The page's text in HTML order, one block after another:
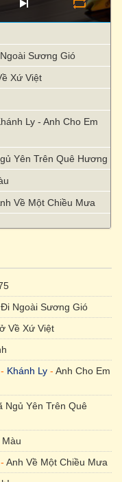
Sương Gió
Xứ Việt
Ly - Anh Cho Em
Yên Trên Quê Hương
Về Một Chiều Mưa
Lý
Cầu
Ca Vô Tận
Cuối Cùng
Tên Số 04
Số 05
Số 06
Tên Số 07
Ngoài Sương Gió
Về Xứ Việt
- Khánh Ly - Anh Cho Em
Ngủ Yên Trên Quê
- Anh Về Một Chiều Mưa